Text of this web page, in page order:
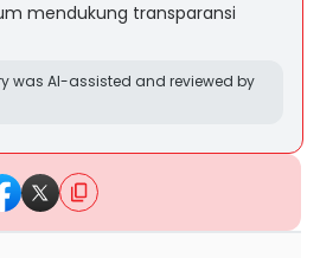
mendukung transparansi
was AI-assisted and reviewed by